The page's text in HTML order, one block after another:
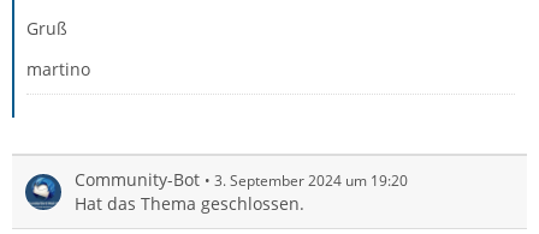
Gruß
martino
Community-Bot 3. September 2024 um 19:20
Hat das Thema geschlossen.